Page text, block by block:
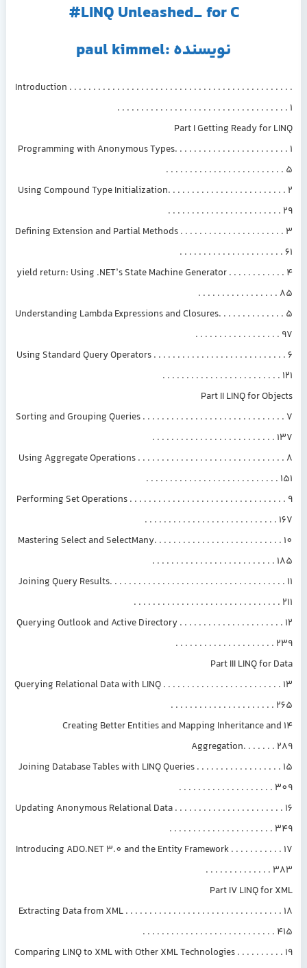
LINQ Unleashed_ for C#
نویسنده :paul kimmel
Introduction . . . . . . . . . . . . . . . . . . . . . . . . . . . . . . . . . . . . . . . . . . . . . . .
. . . . . . . . . . . . . . . . . . . . . . . . . . . . . . . . . . . . 1
Part I Getting Ready for LINQ
1 Programming with Anonymous Types. . . . . . . . . . . . . . . . . . . . . . . .
. . . . . . . . . . . . . . . . . . . . . . . . . 5
2 Using Compound Type Initialization. . . . . . . . . . . . . . . . . . . . . . . . .
. . . . . . . . . . . . . . . . . . . . . . . . 29
3 Defining Extension and Partial Methods . . . . . . . . . . . . . . . . . . . . . .
. . . . . . . . . . . . . . . . . . . . . . 61
4 yield return: Using .NET’s State Machine Generator . . . . . . . . . . . .
. . . . . . . . . . . . . . . . . 85
5 Understanding Lambda Expressions and Closures. . . . . . . . . . . . . .
. . . . . . . . . . . . . . . . . . 97
6 Using Standard Query Operators . . . . . . . . . . . . . . . . . . . . . . . . . . . .
. . . . . . . . . . . . . . . . . . . . . . . . . 121
Part II LINQ for Objects
7 Sorting and Grouping Queries . . . . . . . . . . . . . . . . . . . . . . . . . . . . . .
. . . . . . . . . . . . . . . . . . . . . . . . . . 137
8 Using Aggregate Operations . . . . . . . . . . . . . . . . . . . . . . . . . . . . . . .
. . . . . . . . . . . . . . . . . . . . . . . . . . . . 151
9 Performing Set Operations . . . . . . . . . . . . . . . . . . . . . . . . . . . . . . . . .
. . . . . . . . . . . . . . . . . . . . . . . . . . . . 167
10 Mastering Select and SelectMany. . . . . . . . . . . . . . . . . . . . . . . . . . .
. . . . . . . . . . . . . . . . . . . . . . . . . . 185
11 Joining Query Results. . . . . . . . . . . . . . . . . . . . . . . . . . . . . . . . . . . . .
. . . . . . . . . . . . . . . . . . . . . . . . . . . . . . . 211
12 Querying Outlook and Active Directory . . . . . . . . . . . . . . . . . . . . . .
. . . . . . . . . . . . . . . . . . . . . 239
Part III LINQ for Data
13 Querying Relational Data with LINQ . . . . . . . . . . . . . . . . . . . . . . . . .
. . . . . . . . . . . . . . . . . . . . . . 265
14 Creating Better Entities and Mapping Inheritance and
Aggregation. . . . . . . 289
15 Joining Database Tables with LINQ Queries . . . . . . . . . . . . . . . . . .
. . . . . . . . . . . . . . . . . . . . 309
16 Updating Anonymous Relational Data . . . . . . . . . . . . . . . . . . . . . . .
. . . . . . . . . . . . . . . . . . . . . . 349
17 Introducing ADO.NET 3.0 and the Entity Framework . . . . . . . . . . .
. . . . . . . . . . . . . . 383
Part IV LINQ for XML
18 Extracting Data from XML . . . . . . . . . . . . . . . . . . . . . . . . . . . . . . . . .
. . . . . . . . . . . . . . . . . . . . . . . . . . . . 415
19 Comparing LINQ to XML with Other XML Technologies . . . . . . . . . .